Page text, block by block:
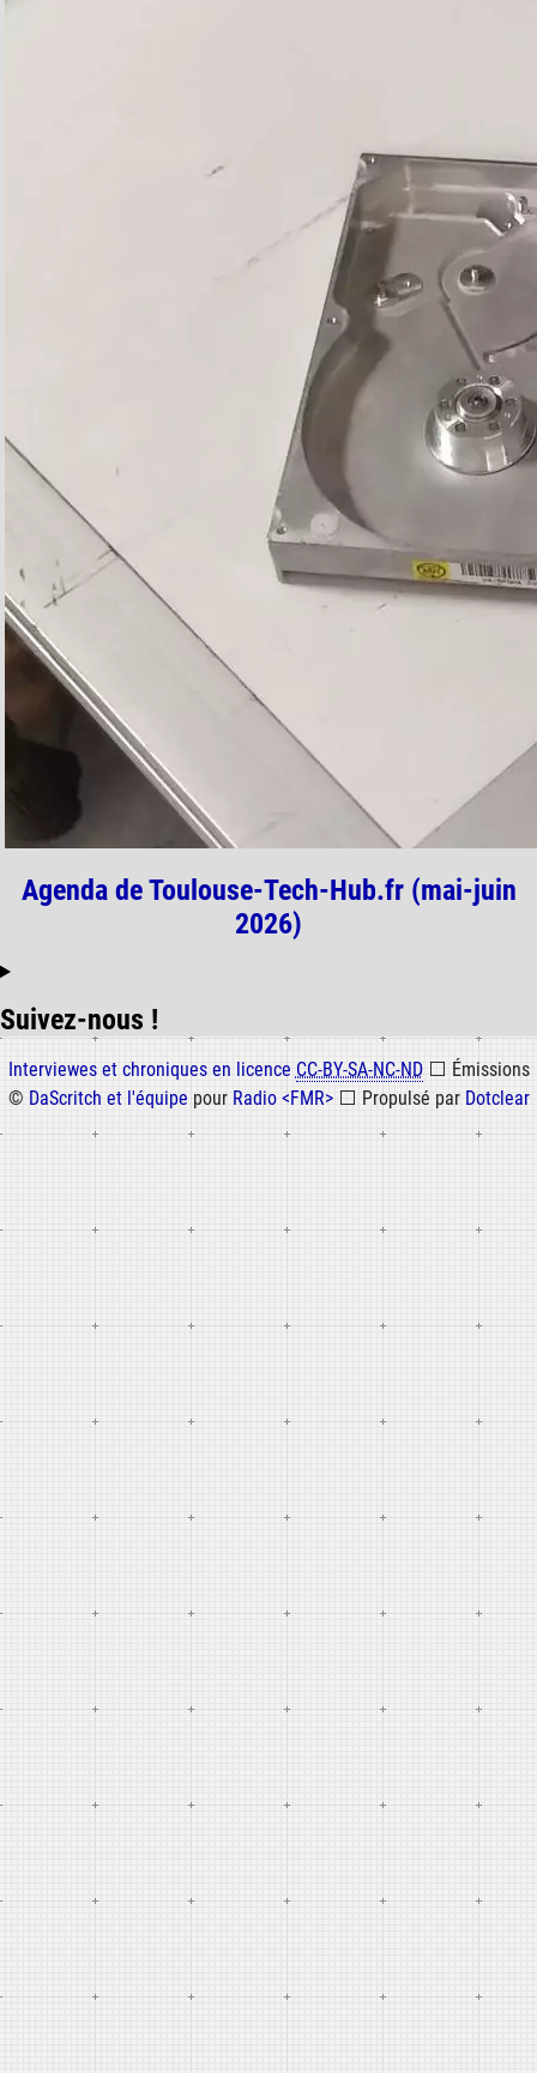
Agenda de Toulouse-Tech-Hub.fr (mai-juin
2026)
Suivez-nous !
Informations
Interviewes et chroniques en licence CC-BY-SA-NC-ND ⬜ Émissions
© DaScritch et l'équipe pour Radio <FMR> ⬜ Propulsé par Dotclear